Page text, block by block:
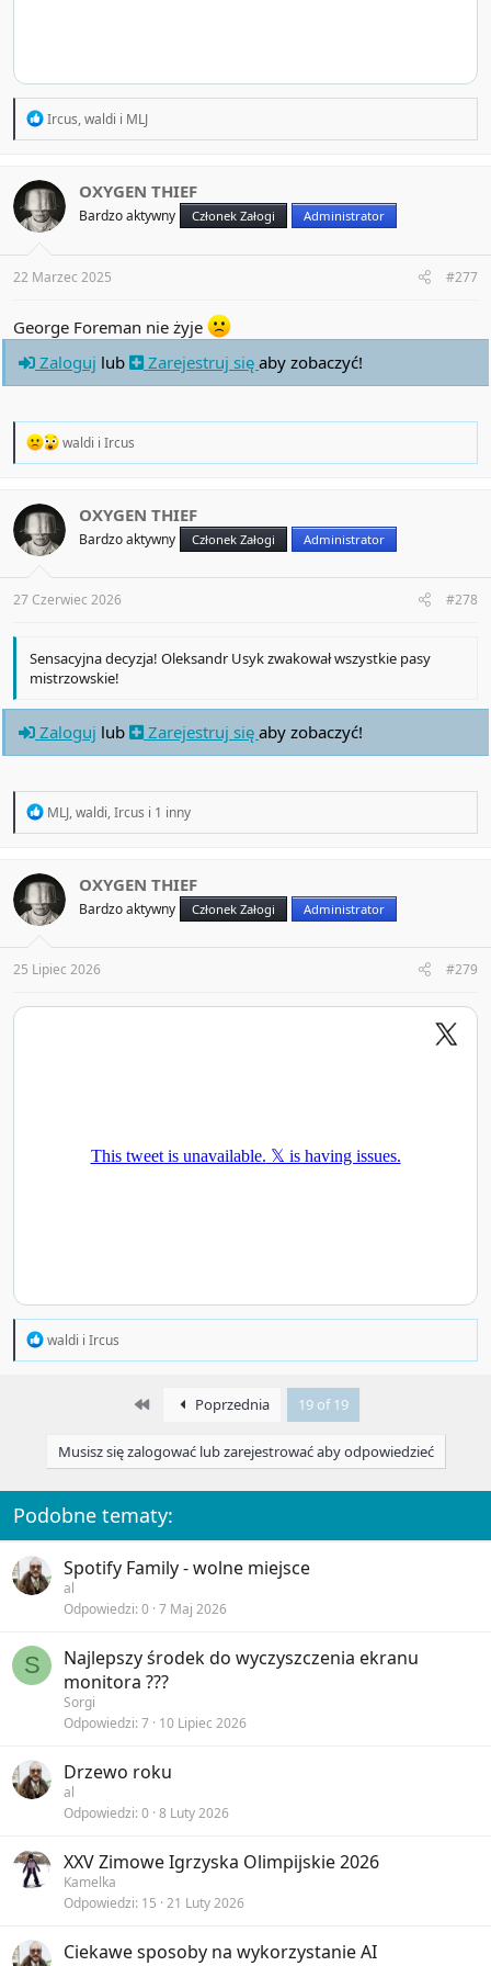
R
t
i
o
s
:
Ircus,waldi i MLJ
OXYGEN THIEF
Bardzo aktywny Członek Załogi Administrator
22 Marzec 2025 #277
George Foreman nie żyje
Zaloguj lub Zarejestruj się aby zobaczyć!
R
i
o
s
:
waldi i Ircus
OXYGEN THIEF
Bardzo aktywny Członek Załogi Administrator
27 Czerwiec 2026 #278
Sensacyjna decyzja! Oleksandr Usyk zwakował wszystkie pasy
mistrzowskie!
Zaloguj lub Zarejestruj się aby zobaczyć!
R
t
i
o
s
:
MLJ,waldi,Ircus i 1 inny
OXYGEN THIEF
Bardzo aktywny Członek Załogi Administrator
25 Lipiec 2026 #279
R
:
waldi i Ircus
First Poprzednia 19 of 19
Musisz się zalogować lub zarejestrować aby odpowiedzieć
Podobne tematy:
Spotify Family - wolne miejsce
al
Odpowiedzi 0 7 Maj 2026
S
Najlepszy środek do wyczyszczenia ekranu
monitora ???
Sorgi
Odpowiedzi 7 10 Lipiec 2026
Drzewo roku
al
Odpowiedzi 0 8 Luty 2026
XXV Zimowe Igrzyska Olimpijskie 2026
Kamelka
Odpowiedzi 15 21 Luty 2026
Ciekawe sposoby na wykorzystanie AI